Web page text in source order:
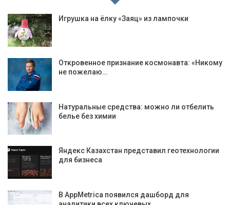
Игрушка на ёлку «Заяц» из лампочки
Откровенное признание космонавта: «Никому
не пожелаю…
Натуральные средства: можно ли отбелить
белье без химии
Яндекс Казахстан представил геотехнологии
для бизнеса
В AppMetrica появился дашборд для